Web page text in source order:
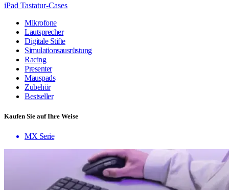
iPad Tastatur-Cases
Mikrofone
Lautsprecher
Digitale Stifte
Simulationsausrüstung
Racing
Presenter
Mauspads
Zubehör
Bestseller
Kaufen Sie auf Ihre Weise
MX Serie